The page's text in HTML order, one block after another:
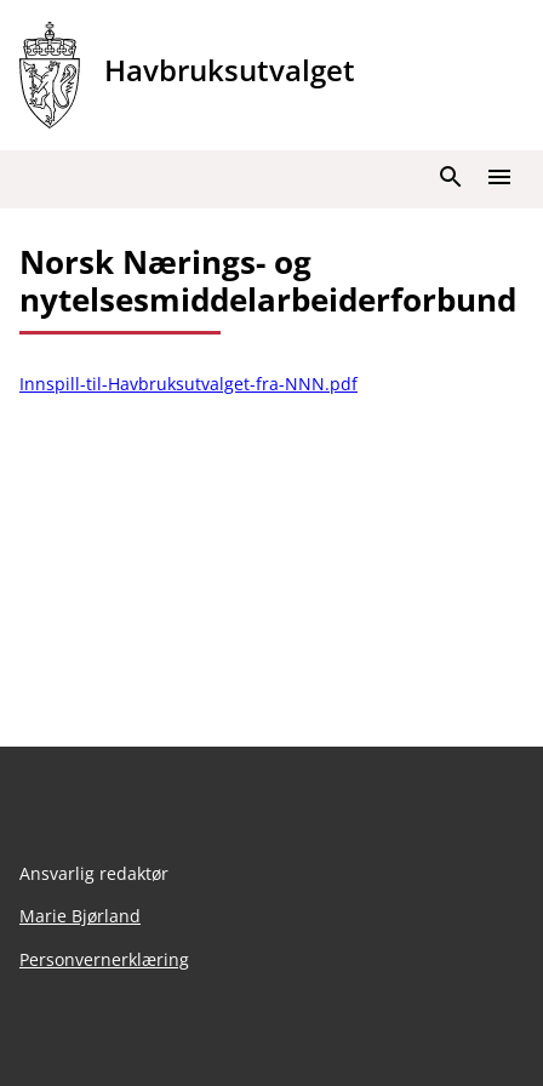
innhold
Havbruksutvalget
Meny
Søk
Norsk Nærings- og
nytelsesmiddelarbeiderforbund
Innspill-til-Havbruksutvalget-fra-NNN.pdf
Ansvarlig redaktør
Marie Bjørland
Personvernerklæring